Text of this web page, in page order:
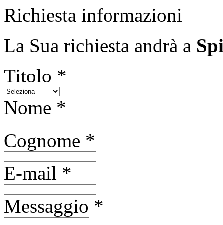
Richiesta informazioni
La Sua richiesta andrà a
Titolo *
Nome *
Cognome *
E-mail *
Messaggio *